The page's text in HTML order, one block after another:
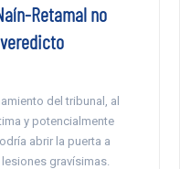
Retamal no
del tribunal, al
y potencialmente
abrir la puerta a
gravísimas.